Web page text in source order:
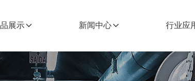
展示 新闻中心 行业应